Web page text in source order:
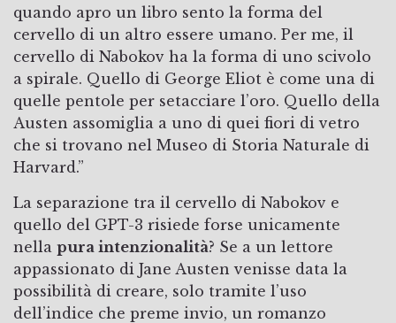
quando apro un libro sento la forma del
cervello di un altro essere umano. Per me, il
cervello di Nabokov ha la forma di uno scivolo
a spirale. Quello di George Eliot è come una di
quelle pentole per setacciare l’oro. Quello della
Austen assomiglia a uno di quei fiori di vetro
che si trovano nel Museo di Storia Naturale di
Harvard.”
La separazione tra il cervello di Nabokov e
quello del GPT-3 risiede forse unicamente
nella pura intenzionalità? Se a un lettore
appassionato di Jane Austen venisse data la
possibilità di creare, solo tramite l’uso
dell’indice che preme invio, un romanzo